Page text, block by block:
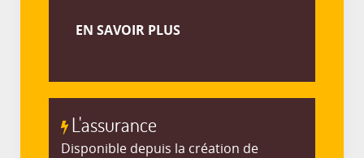
EN SAVOIR PLUS
L'assurance
Disponible depuis la création de